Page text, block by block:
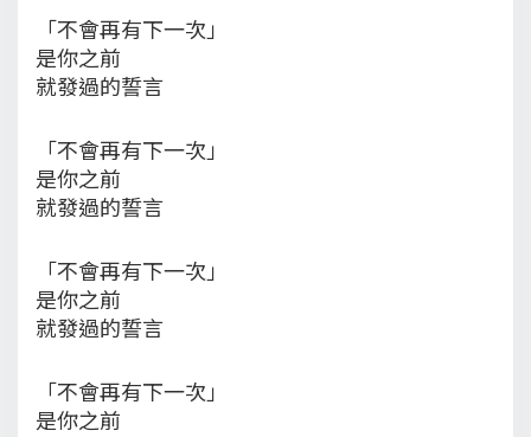
「不會再有下一次」
是你之前
就發過的誓言
「不會再有下一次」
是你之前
就發過的誓言
「不會再有下一次」
是你之前
就發過的誓言
「不會再有下一次」
是你之前